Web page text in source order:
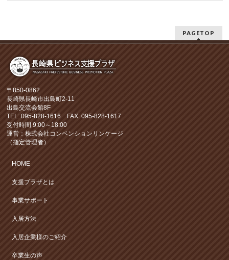
PAGETOP
〒850-0862
長崎県長崎市出島町2-11
出島交流会館8F
TEL: 095-828-1616 FAX: 095-828-1617
受付時間 9:00～18:00
運営：株式会社コンベンションリンケージ
（指定管理者）
HOME
支援プラザとは
事業サポート
入居方法
入居企業様のご紹介
卒業生の声